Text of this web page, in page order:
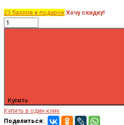
23 баллов в подарок Хочу скидку!
Купить
Купить в один клик
Поделиться: